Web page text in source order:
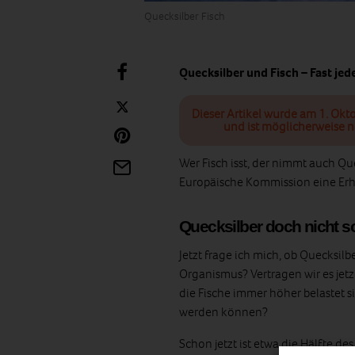
Quecksilber Fisch
Quecksilber und Fisch – Fast
Dieser Artikel wurde am 1.
und ist möglicherweise
Wer Fisch isst, der nimmt auch
Europäische Kommission eine
Quecksilber doch nicht
Jetzt frage ich mich, ob
Organismus? Vertragen wir es
die Fische immer höher belastet
werden können?
Schon jetzt ist etwa die Hälfte